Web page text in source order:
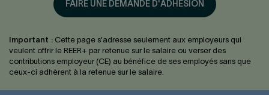
FAIRE UNE DEMANDE D'ADHÉSION
Important : Cette page s'adresse seulement aux employeurs qui
veulent offrir le REER+ par retenue sur le salaire ou verser des
contributions employeur (CE) au bénéfice de ses employés sans que
ceux-ci adhèrent à la retenue sur le salaire.